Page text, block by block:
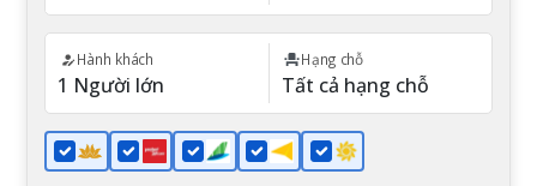
Hành khách Hạng chỗ